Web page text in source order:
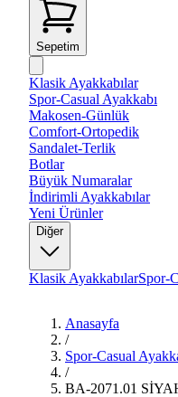
Sepetim
Klasik Ayakkabılar
Spor-Casual Ayakkabı
Makosen-Günlük
Comfort-Ortopedik
Sandalet-Terlik
Botlar
Büyük Numaralar
İndirimli Ayakkabılar
Yeni Ürünler
Diğer
Klasik AyakkabılarSpor-
Anasayfa
/
Spor-Casual
/
BA-2071.01